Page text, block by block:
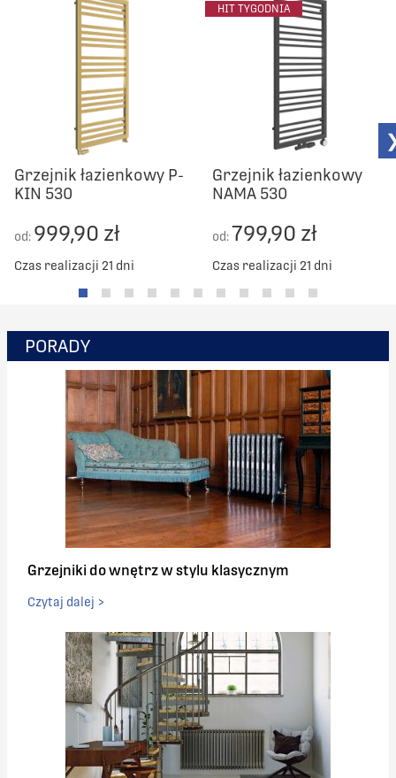
Grzejnik łazienkowy P-
KIN 530
od: 999,90 zł
Czas realizacji 21 dni
HIT TYGODNIA
Grzejnik łazienkowy
NAMA 530
od:799,90 zł
Czas realizacji 21 dni
PORADY
Grzejniki do wnętrz w stylu klasycznym
Czytaj dalej >